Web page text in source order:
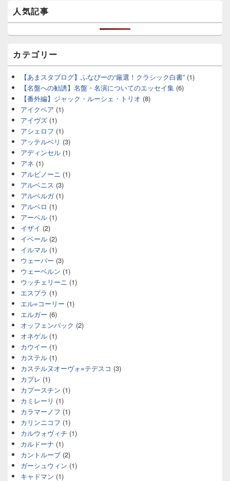
人気記事
カテゴリー
【あまスタブログ】ふなぴーの“厳選！クラシック白書” (1)
【名盤への勧誘】名盤・名演についてのエッセイ集 (6)
【番外編】ジャック・ルーシェ・トリオ (8)
アイクベア (1)
アイヴズ (1)
アシェロフ (1)
アッテルベリ (3)
アディンセル (1)
アネ (1)
アルビノーニ (1)
アルベニス (3)
アルベルガ(1)
アルベロ (1)
アーベル (1)
イザイ (2)
イベール (2)
イルマル (1)
ウェーバー (3)
ウェーベルン (1)
ウッチェリーニ (1)
エスプラ (1)
エル=コーリー (1)
エルガー (6)
オッフェンバック (2)
オネゲル (1)
カウイー (1)
カステル (1)
カステルヌオーヴォ=テデスコ (3)
カプレ (1)
カプースチン (1)
カミレーリ (1)
カラマーノフ (1)
カリンニコフ (1)
カルウォヴィチ (1)
カルドーナ (1)
カントルーブ (2)
ガーシュウィン (1)
キャドマン (1)